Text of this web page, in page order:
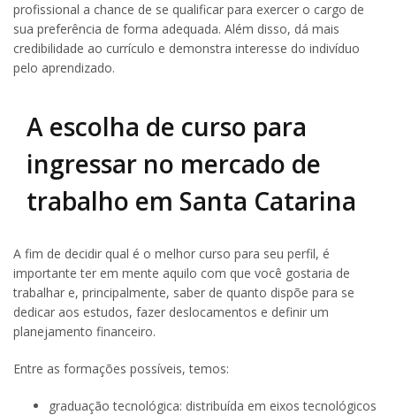
profissional a chance de se qualificar para exercer o cargo de
sua preferência de forma adequada. Além disso, dá mais
credibilidade ao currículo e demonstra interesse do indivíduo
pelo aprendizado.
A escolha de curso para
ingressar no mercado de
trabalho em Santa Catarina
A fim de decidir qual é o melhor curso para seu perfil, é
importante ter em mente aquilo com que você gostaria de
trabalhar e, principalmente, saber de quanto dispõe para se
dedicar aos estudos, fazer deslocamentos e definir um
planejamento financeiro.
Entre as formações possíveis, temos:
graduação tecnológica: distribuída em eixos tecnológicos